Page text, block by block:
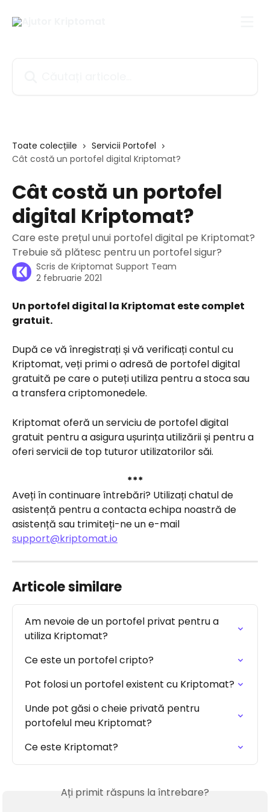
Toate colecțiile
Servicii Portofel
Cât costă un portofel digital Kriptomat?
Cât costă un portofel
digital Kriptomat?
Care este prețul unui portofel digital pe Kriptomat?
Trebuie să plătesc pentru un portofel sigur?
Scris de Kriptomat Support Team
2 februarie 2021
Un portofel digital la Kriptomat este complet
gratuit.
După ce vă înregistrați și vă verificați contul cu
Kriptomat, veți primi o adresă de portofel digital
gratuită pe care o puteți utiliza pentru a stoca sau
a transfera criptomonedele.
Kriptomat oferă un serviciu de portofel digital
gratuit pentru a asigura ușurința utilizării și pentru a
oferi servicii de top tuturor utilizatorilor săi.
***
Aveți în continuare întrebări? Utilizați chatul de
asistență pentru a contacta echipa noastră de
asistență sau trimiteți-ne un e-mail
support@kriptomat.io
Articole similare
Am nevoie de un portofel privat pentru a
utiliza Kriptomat?
Ce este un portofel cripto?
Pot folosi un portofel existent cu Kriptomat?
Unde pot găsi o cheie privată pentru
portofelul meu Kriptomat?
Ce este Kriptomat?
Ați primit răspuns la întrebare?